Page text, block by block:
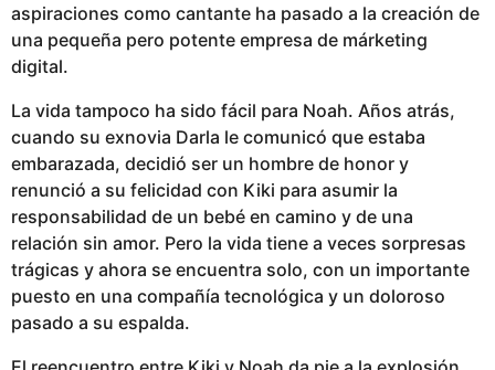
aspiraciones como cantante ha pasado a la creación de
una pequeña pero potente empresa de márketing
digital.
La vida tampoco ha sido fácil para Noah. Años atrás,
cuando su exnovia Darla le comunicó que estaba
embarazada, decidió ser un hombre de honor y
renunció a su felicidad con Kiki para asumir la
responsabilidad de un bebé en camino y de una
relación sin amor. Pero la vida tiene a veces sorpresas
trágicas y ahora se encuentra solo, con un importante
puesto en una compañía tecnológica y un doloroso
pasado a su espalda.